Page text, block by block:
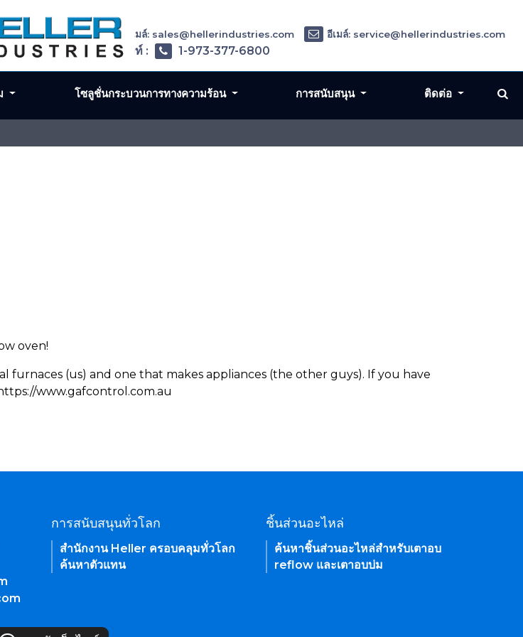
oven!
(us) and one that makes appliances (the other guys). If you have
www.gafcontrol.com.au
อีเมล์: sales@hellerindustries.com อีเมล์: service@hellerindustries.com
โทรศัพท์ : 1-973-377-6800
โซลูชั่นกระบวนการทางความร้อน การสนับสนุน ติดต่อ
การสนับสนุนทั่วโลก
สำนักงาน Heller ครอบคลุมทั่วโลก
ค้นหาตัวแทน
ชิ้นส่วนอะไหล่
ค้นหาชิ้นส่วนอะไหล่สำหรับเตาอบ
reflow และเตาอบบ่ม